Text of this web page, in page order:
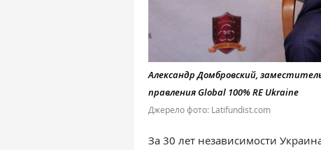
Александр Домбровский,
правления Global 100% RE Ukraine
Джерело фото: Latifundist.com
За 30 лет независимости